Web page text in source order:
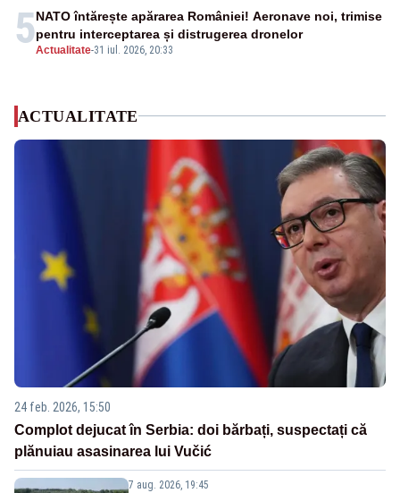
5Actualitate-31 iul. 2026, 20:33
NATO întărește apărarea României! Aeronave noi, trimise
pentru interceptarea și distrugerea dronelor
ACTUALITATE
24 feb. 2026, 15:50
Complot dejucat în Serbia: doi bărbați, suspectați că
plănuiau asasinarea lui Vučić
7 aug. 2026, 19:45